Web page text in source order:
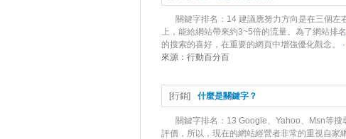
關鍵字排名：14 建議應努力方向是在三個
上，能給網站帶來約3~5倍的流量。為了網站排
的搜索的喜好，在重要的網頁中增強優化觀念。
來源： 行動百分百
[行銷] 什麼是關鍵字？
關鍵字排名：13 Google、Yahoo、Msn等
評價，所以，現在的網站經營者非常的重視自家